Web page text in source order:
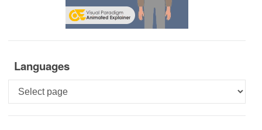
Languages
Languages